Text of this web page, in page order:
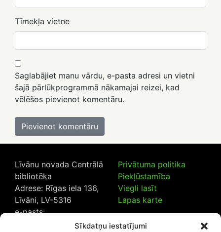
Sīkdatņu iestatījumi
Tīmekļa vietne
Saglabājiet manu vārdu, e-pasta adresi un vietni
šajā pārlūkprogrammā nākamajai reizei, kad
vēlēšos pievienot komentāru.
Līvānu novada Centrālā
bibliotēka
Adrese: Rīgas iela 136,
Līvāni, LV-5316
e-pasts:
Privātuma politika
Piekļūstamība
Viegli lasīt
Lapas karte